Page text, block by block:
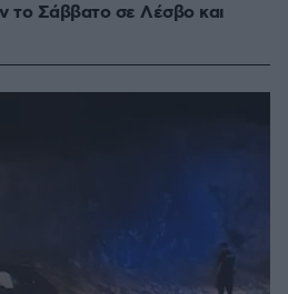
το Σάββατο σε Λέσβο και